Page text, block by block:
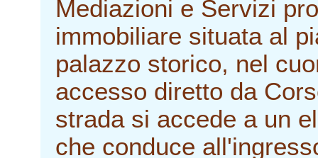
Mediazioni e Servizi
immobiliare situata al
palazzo storico, nel
accesso diretto da
strada si accede a un
che conduce